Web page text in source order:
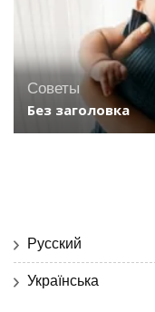
Советы
Без заголовка
Русский
Українська